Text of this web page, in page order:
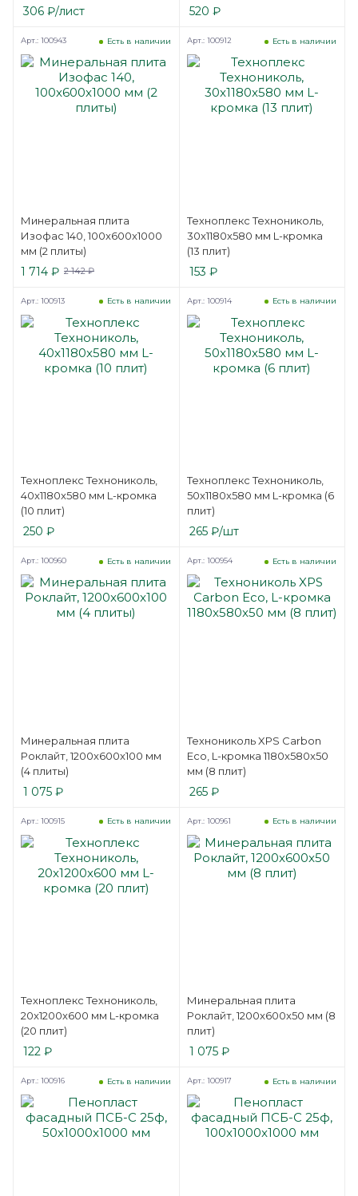
306 ₽/лист 520 ₽
Минеральная плита
Изофас 140, 100x600x1000
мм (2 плиты)
Есть в наличии
Арт.: 100943
1 714 ₽ 2 142₽
Техноплекс Технониколь,
30x1180x580 мм L-кромка
(13 плит)
Есть в наличии
Арт.: 100912
153 ₽
Техноплекс Технониколь,
40x1180x580 мм L-кромка
(10 плит)
Есть в наличии
Арт.: 100913
250 ₽
Техноплекс Технониколь,
50x1180x580 мм L-кромка (6
плит)
Есть в наличии
Арт.: 100914
265₽/шт
Минеральная плита
Роклайт, 1200x600x100 мм
(4 плиты)
Есть в наличии
Арт.: 100960
1 075 ₽
Технониколь XPS Carbon
Eco, L-кромка 1180x580x50
мм (8 плит)
Есть в наличии
Арт.: 100954
265₽
Техноплекс Технониколь,
20x1200x600 мм L-кромка
(20 плит)
Есть в наличии
Арт.: 100915
122 ₽
Минеральная плита
Роклайт, 1200x600x50 мм (8
плит)
Есть в наличии
Арт.: 100961
1 075₽
Есть в наличии
Арт.: 100916 Есть в наличии
Арт.: 100917